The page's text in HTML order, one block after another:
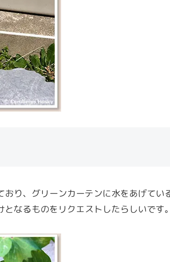
り、グリーンカーテンに水をあげて
なるものをリクエストしたらしいです。